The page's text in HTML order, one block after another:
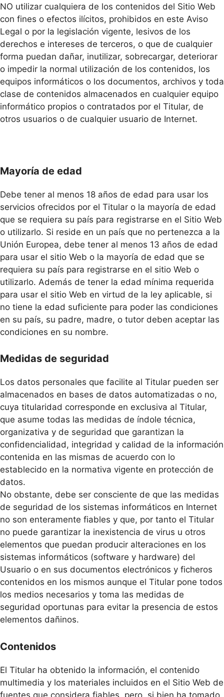
NO utilizar cualquiera de los contenidos del Sitio Web
con fines o efectos ilícitos, prohibidos en este Aviso
Legal o por la legislación vigente, lesivos de los
derechos e intereses de terceros, o que de cualquier
forma puedan dañar, inutilizar, sobrecargar, deteriorar
o impedir la normal utilización de los contenidos, los
equipos informáticos o los documentos, archivos y toda
clase de contenidos almacenados en cualquier equipo
informático propios o contratados por el Titular, de
otros usuarios o de cualquier usuario de Internet.
Mayoría de edad
Debe tener al menos 18 años de edad para usar los
servicios ofrecidos por el Titular o la mayoría de edad
que se requiera su país para registrarse en el Sitio Web
o utilizarlo. Si reside en un país que no pertenezca a la
Unión Europea, debe tener al menos 13 años de edad
para usar el sitio Web o la mayoría de edad que se
requiera su país para registrarse en el sitio Web o
utilizarlo. Además de tener la edad mínima requerida
para usar el sitio Web en virtud de la ley aplicable, si
no tiene la edad suficiente para poder las condiciones
en su país, su padre, madre, o tutor deben aceptar las
condiciones en su nombre.
Medidas de seguridad
Los datos personales que facilite al Titular pueden ser
almacenados en bases de datos automatizadas o no,
cuya titularidad corresponde en exclusiva al Titular,
que asume todas las medidas de índole técnica,
organizativa y de seguridad que garantizan la
confidencialidad, integridad y calidad de la información
contenida en las mismas de acuerdo con lo
establecido en la normativa vigente en protección de
datos.
No obstante, debe ser consciente de que las medidas
de seguridad de los sistemas informáticos en Internet
no son enteramente fiables y que, por tanto el Titular
no puede garantizar la inexistencia de virus u otros
elementos que puedan producir alteraciones en los
sistemas informáticos (software y hardware) del
Usuario o en sus documentos electrónicos y ficheros
contenidos en los mismos aunque el Titular pone todos
los medios necesarios y toma las medidas de
seguridad oportunas para evitar la presencia de estos
elementos dañinos.
Contenidos
El Titular ha obtenido la información, el contenido
multimedia y los materiales incluidos en el Sitio Web de
fuentes que considera fiables, pero, si bien ha tomado